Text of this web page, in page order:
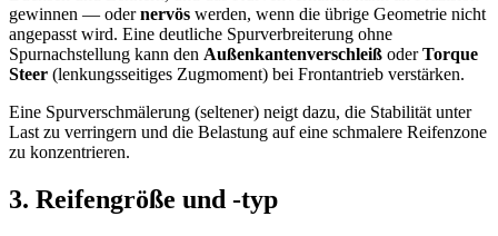
gewinnen — odernervös werden, wenn die übrige Geometrie nicht
angepasst wird. Eine deutliche Spurverbreiterung ohne
Spurnachstellung kann den Außenkantenverschleiß oderTorque
Steer (lenkungsseitiges Zugmoment) bei Frontantrieb verstärken.
Eine Spurverschmälerung (seltener) neigt dazu, die Stabilität unter
Last zu verringern und die Belastung auf eine schmalere Reifenzone
zu konzentrieren.
3. Reifengröße und -typ